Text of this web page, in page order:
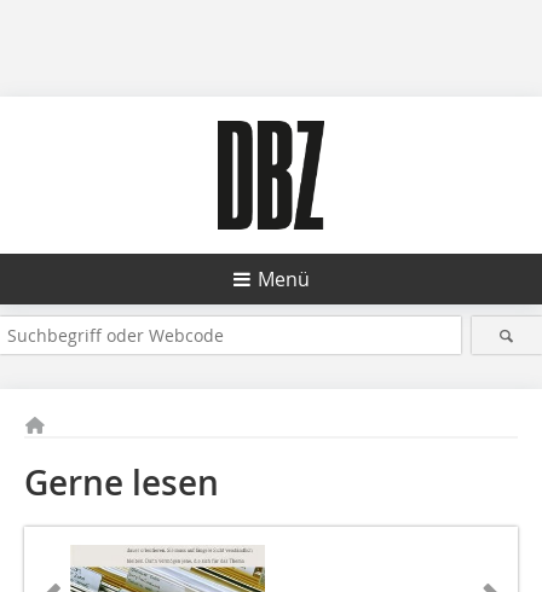
Menü
Gerne lesen